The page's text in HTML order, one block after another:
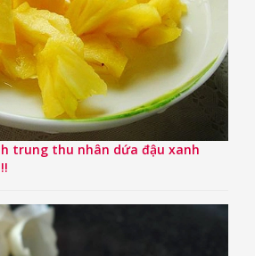
trung thu nhân dứa đậu xanh